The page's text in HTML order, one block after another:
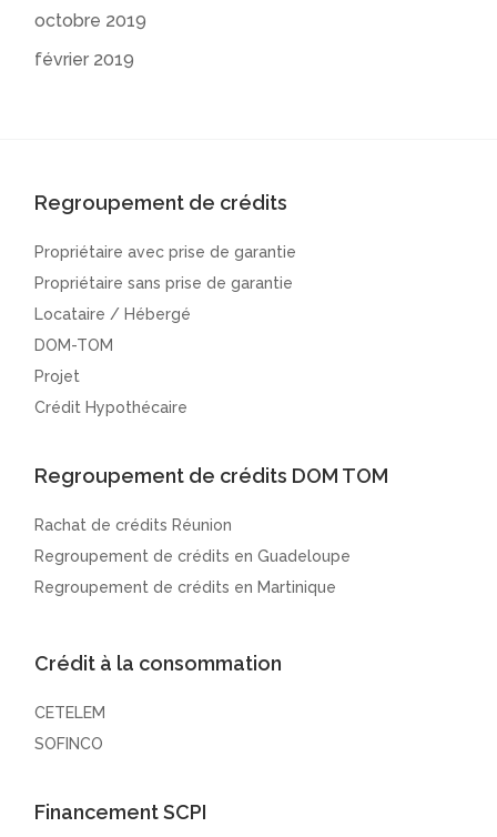
octobre 2019
février 2019
Regroupement de crédits
Propriétaire avec prise de garantie
Propriétaire sans prise de garantie
Locataire / Hébergé
DOM-TOM
Projet
Crédit Hypothécaire
Regroupement de crédits DOM TOM
Rachat de crédits Réunion
Regroupement de crédits en Guadeloupe
Regroupement de crédits en Martinique
Crédit à la consommation
CETELEM
SOFINCO
Financement SCPI